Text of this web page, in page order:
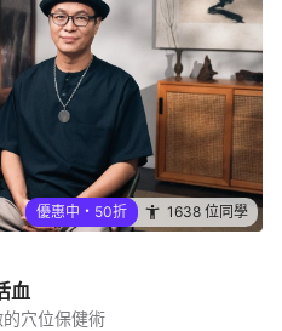
優惠中・50折 1638 位同學
血
穴位保健術